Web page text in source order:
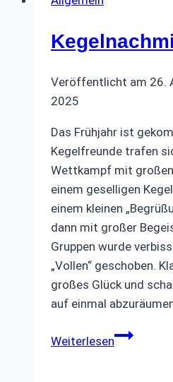
Veröffentlicht am 26.
2025
Das Frühjahr ist
Kegelfreunde trafen
Wettkampf mit
einem geselligen
einem kleinen
dann mit großer
Gruppen wurde
„Vollen“ geschoben.
großes Glück und
auf einmal
Weiterlesen